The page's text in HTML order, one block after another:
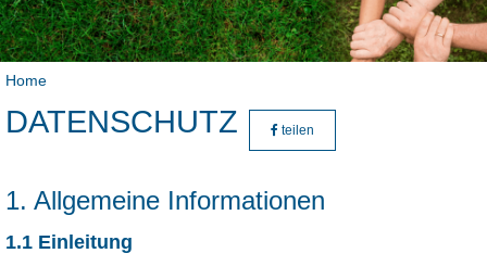
Home
DATENSCHUTZ teilen
1. Allgemeine Informationen
1.1 Einleitung